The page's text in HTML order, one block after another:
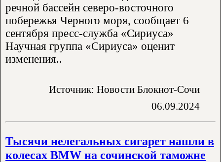
речной бассейн северо-восточного
побережья Черного моря, сообщает 6
сентября пресс-служба «Сириуса»
Научная группа «Сириуса» оценит
изменения..
Источник: Новости Блокнот-Сочи
06.09.2024
Тысячи нелегальных сигарет нашли в
колесах BMW на сочинской таможне